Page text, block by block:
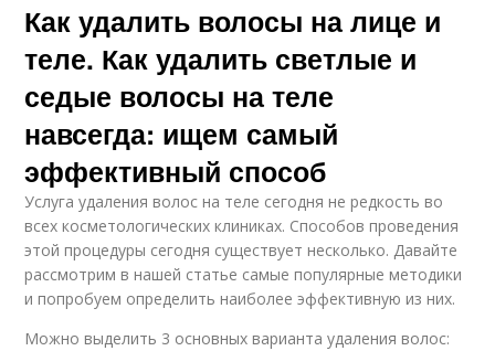
Как удалить волосы на лице и
теле. Как удалить светлые и
седые волосы на теле
навсегда: ищем самый
эффективный способ
Услуга удаления волос на теле сегодня не редкость во
всех косметологических клиниках. Способов проведения
этой процедуры сегодня существует несколько. Давайте
рассмотрим в нашей статье самые популярные методики
и попробуем определить наиболее эффективную из них.
Можно выделить 3 основных варианта удаления волос: